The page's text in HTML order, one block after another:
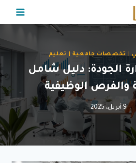
تخصصات جامعية تعليم
الجودة: دليل شامل
والفرص الوظيفية
9 أبريل، 2025